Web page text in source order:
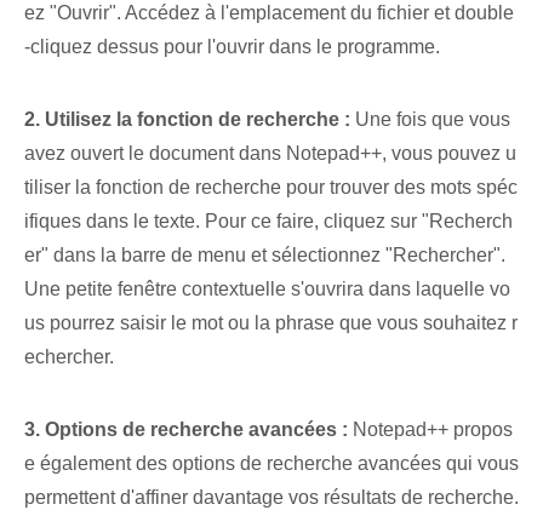
ez "Ouvrir". Accédez à l'emplacement du fichier et double
-cliquez dessus pour l'ouvrir dans le programme.
2. Utilisez la fonction de recherche : Une fois que vous
avez ouvert le document dans Notepad++, vous pouvez u
tiliser la fonction de recherche pour trouver des mots spéc
ifiques dans le texte. Pour ce faire, cliquez sur "Recherch
er" dans la barre de menu et sélectionnez "Rechercher".
Une petite fenêtre contextuelle s'ouvrira dans laquelle vo
us pourrez saisir le mot ou la phrase que vous souhaitez r
echercher.
3. Options de recherche avancées : Notepad++ propos
e également des options de recherche avancées qui vous
permettent d'affiner davantage vos résultats de recherche.